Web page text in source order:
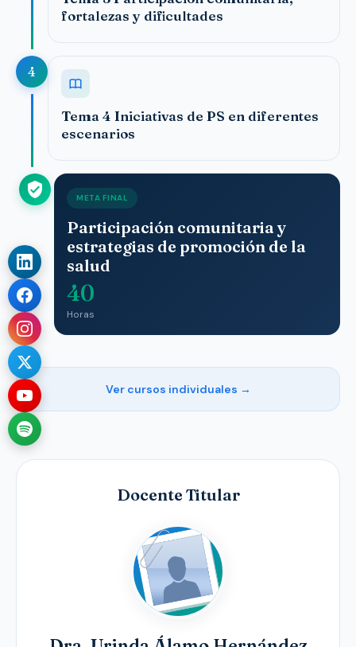
fortalezas y dificultades
4
Tema 4 Iniciativas de PS en diferentes
escenarios
META FINAL
Participación comunitaria y
estrategias de promoción de la
salud
40
Horas
Ver cursos individuales →
Docente Titular